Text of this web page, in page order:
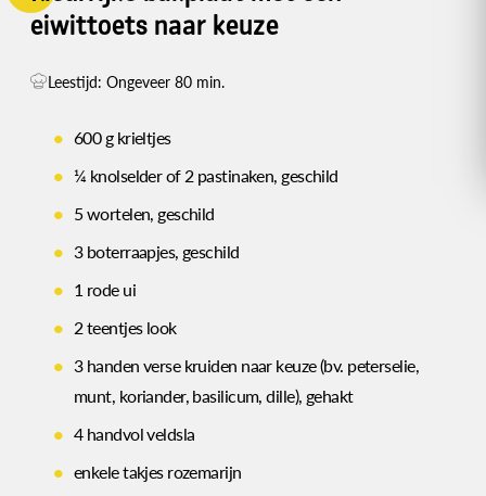
eiwittoets naar keuze
Leestijd: Ongeveer 80 min.
600 g krieltjes
¼ knolselder of 2 pastinaken, geschild
5 wortelen, geschild
3 boterraapjes, geschild
1 rode ui
2 teentjes look
3 handen verse kruiden naar keuze (bv. peterselie,
munt, koriander, basilicum, dille), gehakt
4 handvol veldsla
enkele takjes rozemarijn